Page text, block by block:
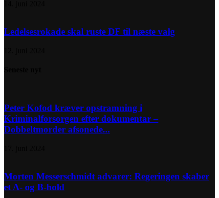
Ledelsesrokade skal ruste DF til næste valg
Peter Kofod kræver opstramning i
Kriminalforsorgen efter dokumentar –
Dobbeltmorder afsonede...
Morten Messerschmidt advarer: Regeringen skaber
et A- og B-hold